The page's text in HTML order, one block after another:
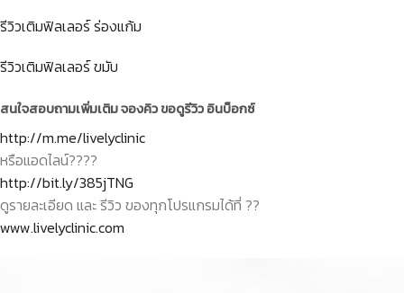
รีวิวเติมฟิลเลอร์ ร่องแก้ม
รีวิวเติมฟิลเลอร์ ขมับ
สนใจสอบถามเพิ่มเติม จองคิว ขอดูรีวิว อินบ็อกซ์
http://m.me/livelyclinic
หรือแอดไลน์????
http://bit.ly/385jTNG
ดูรายละเอียด และ รีวิว ของทุกโปรแกรมได้ที่ ??
www.livelyclinic.com